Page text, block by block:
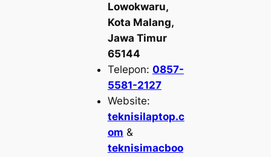
Lowokwaru,
Kota Malang,
Jawa Timur
65144
Telepon: 0857-
5581-2127
Website:
teknisilaptop.c
om &
teknisimacboo